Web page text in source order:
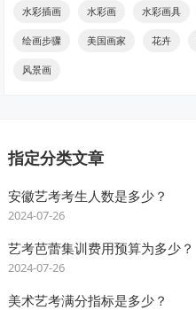
水彩插画 水彩画 水彩画具
绘画步骤 美国画家 花卉
风景画
指定分类文章
安徽艺考考生人数是多少？
2024-07-26
艺考芭蕾集训费用预算为多少？
2024-07-26
美术艺考满分指标是多少？